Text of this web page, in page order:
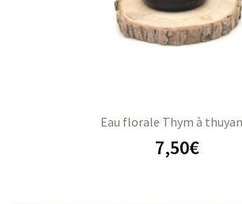
Eau florale Thym à
7,50€